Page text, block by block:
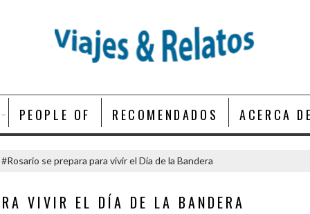
PEOPLE OF RECOMENDADOS ACERCA
#Rosario se prepara para vivir el Día de la Bandera
VIVIR EL DÍA DE LA BANDERA